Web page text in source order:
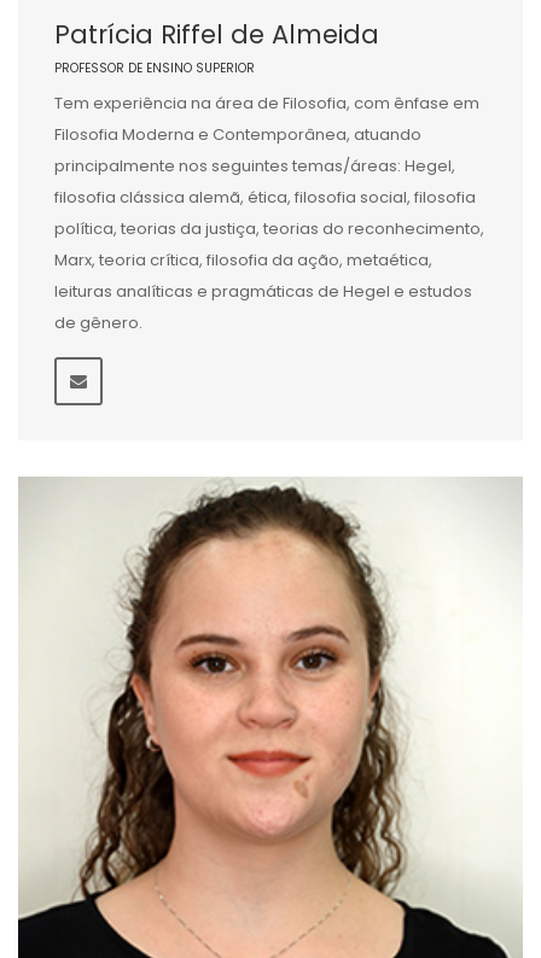
Patrícia Riffel de Almeida
PROFESSOR DE ENSINO SUPERIOR
Tem experiência na área de Filosofia, com ênfase em
Filosofia Moderna e Contemporânea, atuando
principalmente nos seguintes temas/áreas: Hegel,
filosofia clássica alemã, ética, filosofia social, filosofia
política, teorias da justiça, teorias do reconhecimento,
Marx, teoria crítica, filosofia da ação, metaética,
leituras analíticas e pragmáticas de Hegel e estudos
de gênero.